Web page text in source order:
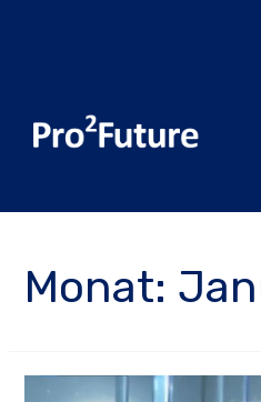
Monat: